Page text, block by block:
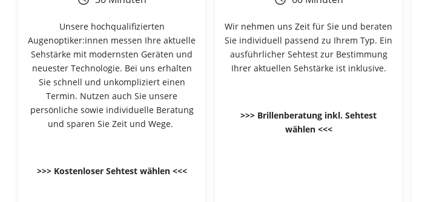
Unsere hochqualifizierten
Augenoptiker:innen messen Ihre aktuelle
Sehstärke mit modernsten Geräten und
neuester Technologie. Bei uns erhalten
Sie schnell und unkompliziert einen
Termin. Nutzen auch Sie unsere
persönliche sowie individuelle Beratung
und sparen Sie Zeit und Wege.
>>> Kostenloser Sehtest wählen <<<
Wir nehmen uns Zeit für Sie und beraten
Sie individuell passend zu Ihrem Typ. Ein
ausführlicher Sehtest zur Bestimmung
Ihrer aktuellen Sehstärke ist inklusive.
>>> Brillenberatung inkl. Sehtest
wählen <<<